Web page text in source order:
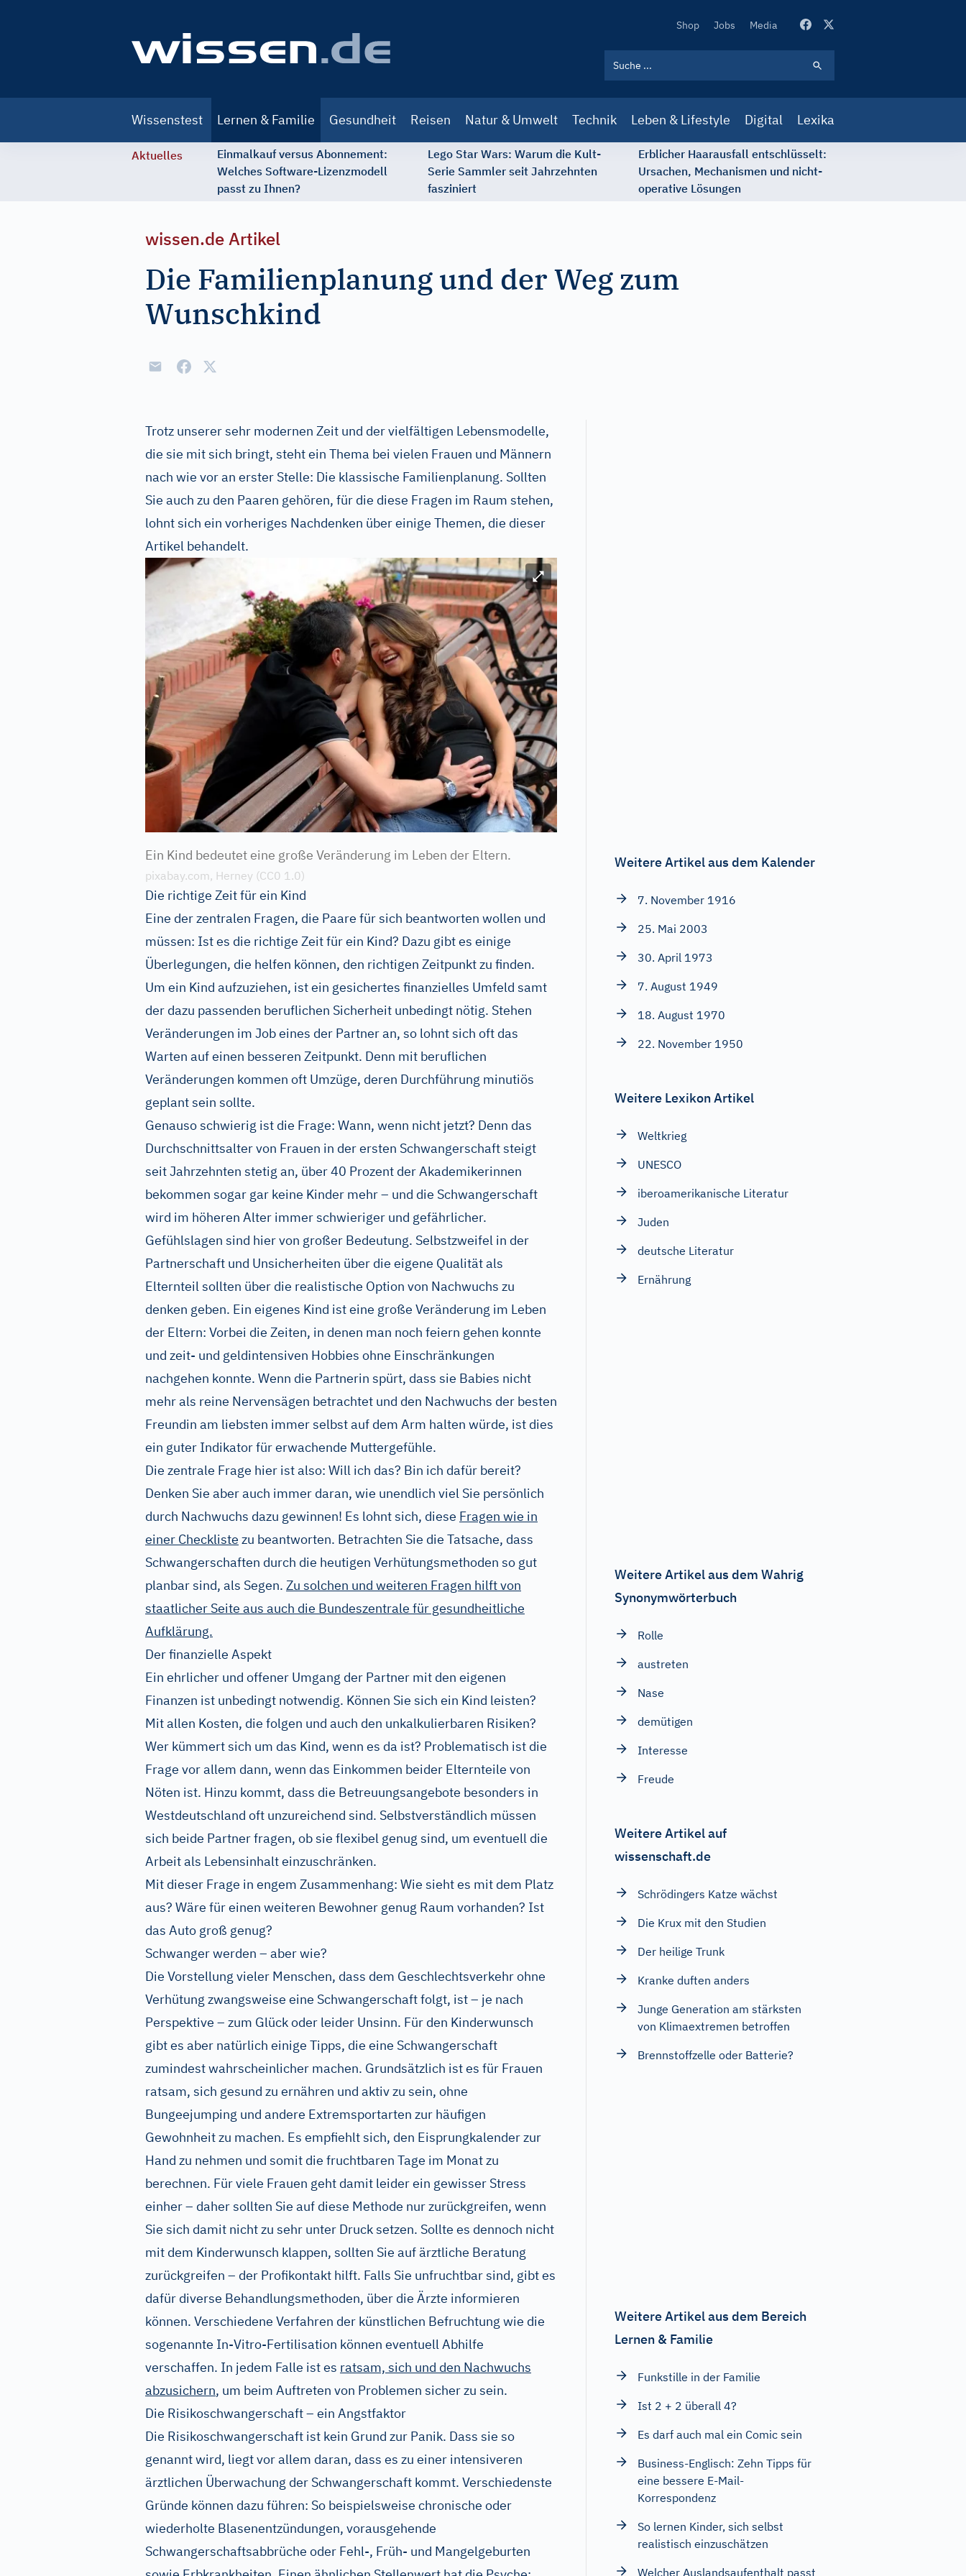
Secondary
Shop Jobs Media
navigation
Wissenstest Lernen & Familie Gesundheit Reisen Natur & Umwelt Technik Leben & Lifestyle Digital Lexika
Aktuelles
Einmalkauf versus Abonnement:
Welches Software-Lizenzmodell
passt zu Ihnen?
Lego Star Wars: Warum die Kult-
Serie Sammler seit Jahrzehnten
fasziniert
Erblicher Haarausfall entschlüsselt:
Ursachen, Mechanismen und nicht-
operative Lösungen
wissen.de Artikel
Die Familienplanung und der Weg zum
Wunschkind
Trotz unserer sehr modernen Zeit und der vielfältigen Lebensmodelle,
die sie mit sich bringt, steht ein Thema bei vielen Frauen und Männern
nach wie vor an erster Stelle: Die klassische Familienplanung. Sollten
Sie auch zu den Paaren gehören, für die diese Fragen im Raum stehen,
lohnt sich ein vorheriges Nachdenken über einige Themen, die dieser
Artikel behandelt.
Bild vergrößern
Ein Kind bedeutet eine große Veränderung im Leben der Eltern.
pixabay.com, Herney (CC0 1.0)
Die richtige Zeit für ein Kind
Eine der zentralen Fragen, die Paare für sich beantworten wollen und
müssen: Ist es die richtige Zeit für ein Kind? Dazu gibt es einige
Überlegungen, die helfen können, den richtigen Zeitpunkt zu finden.
Um ein Kind aufzuziehen, ist ein gesichertes finanzielles Umfeld samt
der dazu passenden beruflichen Sicherheit unbedingt nötig. Stehen
Veränderungen im Job eines der Partner an, so lohnt sich oft das
Warten auf einen besseren Zeitpunkt. Denn mit beruflichen
Veränderungen kommen oft Umzüge, deren Durchführung minutiös
geplant sein sollte.
Genauso schwierig ist die Frage: Wann, wenn nicht jetzt? Denn das
Durchschnittsalter von Frauen in der ersten Schwangerschaft steigt
seit Jahrzehnten stetig an, über 40 Prozent der Akademikerinnen
bekommen sogar gar keine Kinder mehr – und die Schwangerschaft
wird im höheren Alter immer schwieriger und gefährlicher.
Gefühlslagen sind hier von großer Bedeutung. Selbstzweifel in der
Partnerschaft und Unsicherheiten über die eigene Qualität als
Elternteil sollten über die realistische Option von Nachwuchs zu
denken geben. Ein eigenes Kind ist eine große Veränderung im Leben
der Eltern: Vorbei die Zeiten, in denen man noch feiern gehen konnte
und zeit- und geldintensiven Hobbies ohne Einschränkungen
nachgehen konnte. Wenn die Partnerin spürt, dass sie Babies nicht
mehr als reine Nervensägen betrachtet und den Nachwuchs der besten
Freundin am liebsten immer selbst auf dem Arm halten würde, ist dies
ein guter Indikator für erwachende Muttergefühle.
Die zentrale Frage hier ist also: Will ich das? Bin ich dafür bereit?
Denken Sie aber auch immer daran, wie unendlich viel Sie persönlich
durch Nachwuchs dazu gewinnen! Es lohnt sich, diese Fragen wie in
einer Checkliste zu beantworten. Betrachten Sie die Tatsache, dass
Schwangerschaften durch die heutigen Verhütungsmethoden so gut
planbar sind, als Segen. Zu solchen und weiteren Fragen hilft von
staatlicher Seite aus auch die Bundeszentrale für gesundheitliche
Aufklärung.
Der finanzielle Aspekt
Ein ehrlicher und offener Umgang der Partner mit den eigenen
Finanzen ist unbedingt notwendig. Können Sie sich ein Kind leisten?
Mit allen Kosten, die folgen und auch den unkalkulierbaren Risiken?
Wer kümmert sich um das Kind, wenn es da ist? Problematisch ist die
Frage vor allem dann, wenn das Einkommen beider Elternteile von
Nöten ist. Hinzu kommt, dass die Betreuungsangebote besonders in
Westdeutschland oft unzureichend sind. Selbstverständlich müssen
sich beide Partner fragen, ob sie flexibel genug sind, um eventuell die
Arbeit als Lebensinhalt einzuschränken.
Mit dieser Frage in engem Zusammenhang: Wie sieht es mit dem Platz
aus? Wäre für einen weiteren Bewohner genug Raum vorhanden? Ist
das Auto groß genug?
Schwanger werden – aber wie?
Die Vorstellung vieler Menschen, dass dem Geschlechtsverkehr ohne
Verhütung zwangsweise eine Schwangerschaft folgt, ist – je nach
Perspektive – zum Glück oder leider Unsinn. Für den Kinderwunsch
gibt es aber natürlich einige Tipps, die eine Schwangerschaft
zumindest wahrscheinlicher machen. Grundsätzlich ist es für Frauen
ratsam, sich gesund zu ernähren und aktiv zu sein, ohne
Bungeejumping und andere Extremsportarten zur häufigen
Gewohnheit zu machen. Es empfiehlt sich, den Eisprungkalender zur
Hand zu nehmen und somit die fruchtbaren Tage im Monat zu
berechnen. Für viele Frauen geht damit leider ein gewisser Stress
einher – daher sollten Sie auf diese Methode nur zurückgreifen, wenn
Sie sich damit nicht zu sehr unter Druck setzen. Sollte es dennoch nicht
mit dem Kinderwunsch klappen, sollten Sie auf ärztliche Beratung
zurückgreifen – der Profikontakt hilft. Falls Sie unfruchtbar sind, gibt es
dafür diverse Behandlungsmethoden, über die Ärzte informieren
können. Verschiedene Verfahren der künstlichen Befruchtung wie die
sogenannte In-Vitro-Fertilisation können eventuell Abhilfe
verschaffen. In jedem Falle ist es ratsam, sich und den Nachwuchs
abzusichern, um beim Auftreten von Problemen sicher zu sein.
Die Risikoschwangerschaft – ein Angstfaktor
Die Risikoschwangerschaft ist kein Grund zur Panik. Dass sie so
genannt wird, liegt vor allem daran, dass es zu einer intensiveren
ärztlichen Überwachung der Schwangerschaft kommt. Verschiedenste
Gründe können dazu führen: So beispielsweise chronische oder
wiederholte Blasenentzündungen, vorausgehende
Schwangerschaftsabbrüche oder Fehl-, Früh- und Mangelgeburten
Weitere Artikel aus dem Kalender
7. November 1916
25. Mai 2003
30. April 1973
7. August 1949
18. August 1970
22. November 1950
Weitere Lexikon Artikel
Weltkrieg
UNESCO
iberoamerikanische Literatur
Juden
deutsche Literatur
Ernährung
Weitere Artikel aus dem Wahrig
Synonymwörterbuch
Rolle
austreten
Nase
demütigen
Interesse
Freude
Weitere Artikel auf
wissenschaft.de
Schrödingers Katze wächst
Die Krux mit den Studien
Der heilige Trunk
Kranke duften anders
Junge Generation am stärksten
von Klimaextremen betroffen
Brennstoffzelle oder Batterie?
Weitere Artikel aus dem Bereich
Lernen & Familie
Funkstille in der Familie
Ist 2 + 2 überall 4?
Es darf auch mal ein Comic sein
Business-Englisch: Zehn Tipps für
eine bessere E-Mail-
Korrespondenz
So lernen Kinder, sich selbst
realistisch einzuschätzen
Welcher Auslandsaufenthalt passt